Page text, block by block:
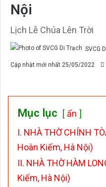
Nội
Lịch Lễ Chúa Lên Trời
SVCG
Cập nhật mới nhất 25/05/2022
Mục lục
ẩn
I. NHÀ THỜ CHÍNH
Hoàn Kiếm, Hà Nội)
II. NHÀ THỜ HÀM
Kiếm, Hà Nội)